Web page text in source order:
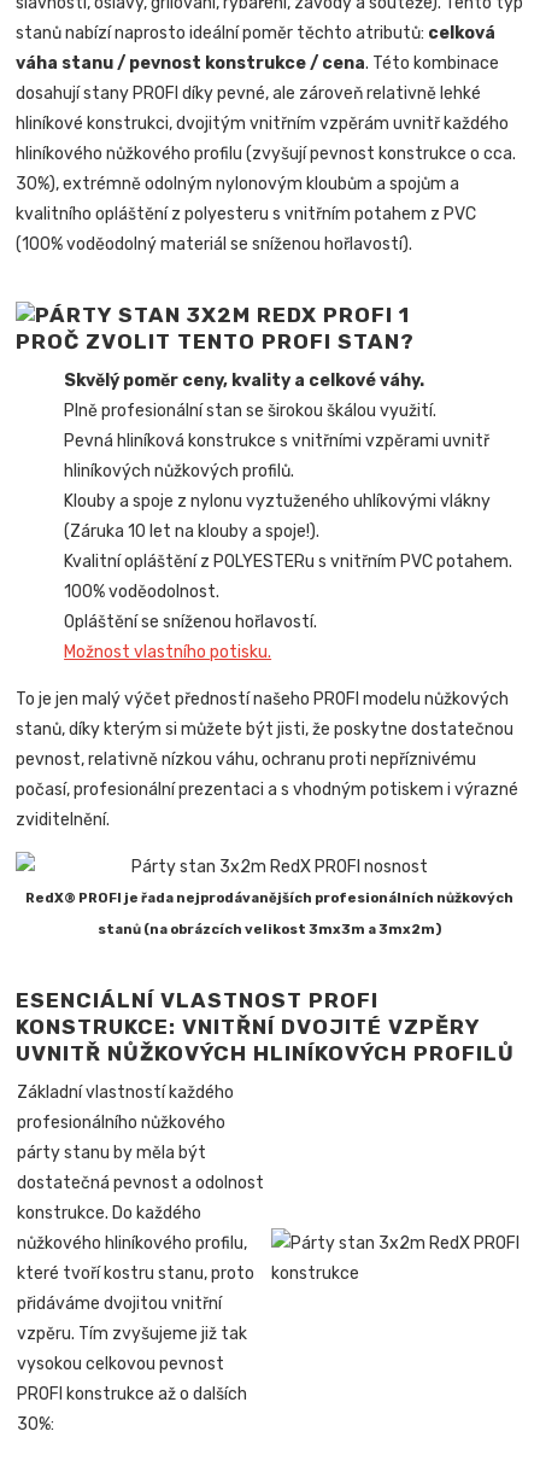
stanů nabízí naprosto ideální poměr těchto atributů: celková
váha stanu / pevnost konstrukce / cena. Této kombinace
dosahují stany PROFI díky pevné, ale zároveň relativně lehké
hliníkové konstrukci, dvojitým vnitřním vzpěrám uvnitř každého
hliníkového nůžkového profilu (zvyšují pevnost konstrukce o cca.
30%), extrémně odolným nylonovým kloubům a spojům a
kvalitního opláštění z polyesteru s vnitřním potahem z PVC
(100% voděodolný materiál se sníženou hořlavostí).
PROČ ZVOLIT TENTO PROFI STAN?
Skvělý poměr ceny, kvality a celkové váhy.
Plně profesionální stan se širokou škálou využití.
Pevná hliníková konstrukce s vnitřními vzpěrami uvnitř
hliníkových nůžkových profilů.
Klouby a spoje z nylonu vyztuženého uhlíkovými vlákny
(Záruka 10 let na klouby a spoje!).
Kvalitní opláštění z POLYESTERu s vnitřním PVC potahem.
100% voděodolnost.
Opláštění se sníženou hořlavostí.
Možnost vlastního potisku.
To je jen malý výčet předností našeho PROFI modelu nůžkových
stanů, díky kterým si můžete být jisti, že poskytne dostatečnou
pevnost, relativně nízkou váhu, ochranu proti nepříznivému
počasí, profesionální prezentaci a s vhodným potiskem i výrazné
zviditelnění.
RedX® PROFI je řada nejprodávanějších profesionálních nůžkových
stanů (na obrázcích velikost 3mx3m a 3mx2m)
ESENCIÁLNÍ VLASTNOST PROFI
KONSTRUKCE: VNITŘNÍ DVOJITÉ VZPĚRY
UVNITŘ NŮŽKOVÝCH HLINÍKOVÝCH PROFILŮ
Základní vlastností každého
profesionálního nůžkového
párty stanu by měla být
dostatečná pevnost a odolnost
konstrukce. Do každého
nůžkového hliníkového profilu,
které tvoří kostru stanu, proto
přidáváme dvojitou vnitřní
vzpěru. Tím zvyšujeme již tak
vysokou celkovou pevnost
PROFI konstrukce až o dalších
30%: